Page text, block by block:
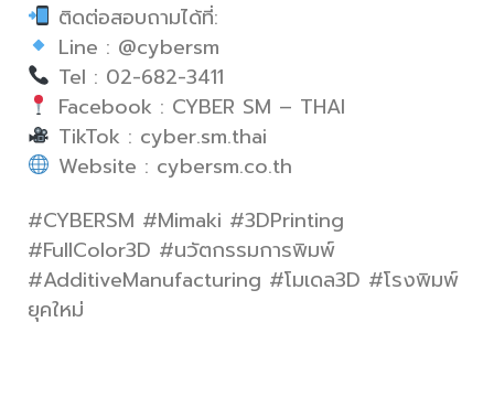
ติดต่อสอบถามได้ที่:
Line : @cybersm
Tel : 02-682-3411
Facebook : CYBER SM – THAI
TikTok : cyber.sm.thai
Website : cybersm.co.th
#CYBERSM #Mimaki #3DPrinting
#FullColor3D #นวัตกรรมการพิมพ์
#AdditiveManufacturing #โมเดล3D #โรงพิมพ์
ยุคใหม่